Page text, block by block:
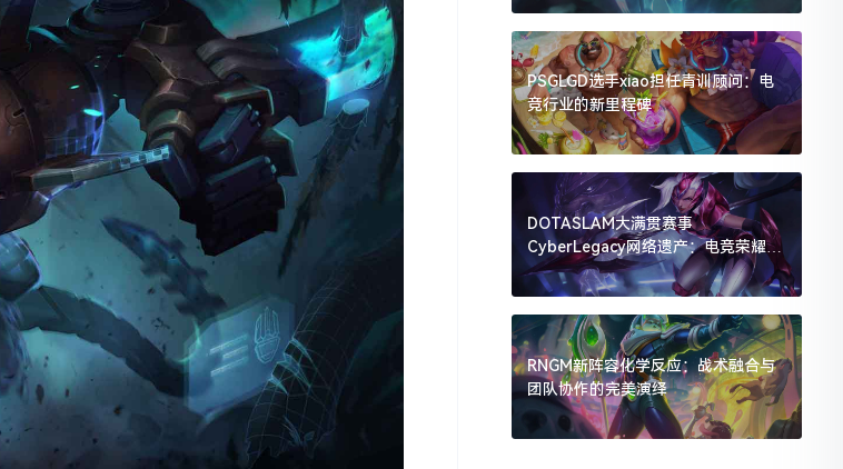
PSGLGD选手xiao担任青训顾问：电
竞行业的新里程碑
DOTASLAM大满贯赛事
CyberLegacy网络遗产：电竞荣耀的
数字传承
RNGM新阵容化学反应：战术融合与
团队协作的完美演绎